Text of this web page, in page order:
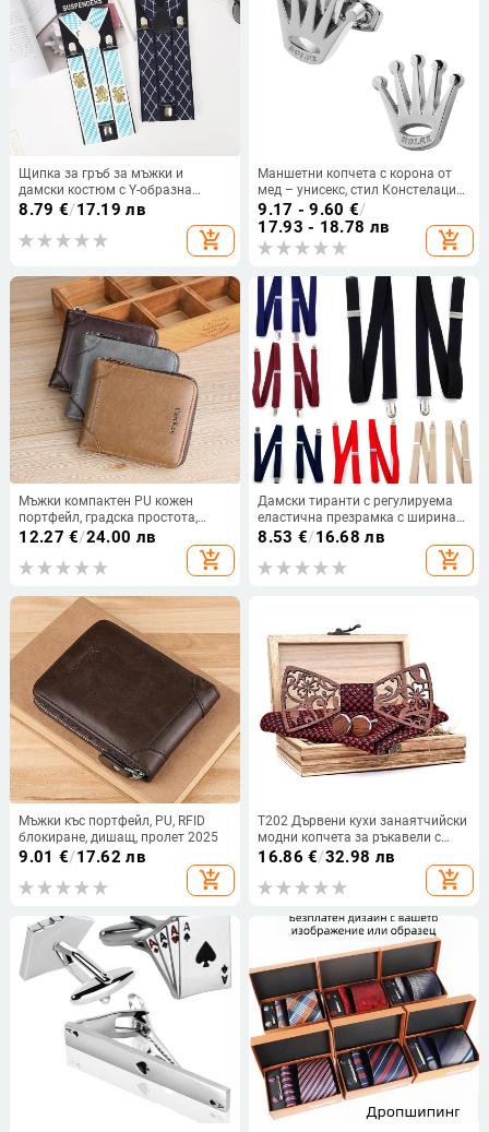
Щипка за гръб за мъжки и
дамски костюм с Y-образна
презрамка, модна линия, тип
еластична щипка за презрамка
8.79 €/17.19 лв
add_shopping_cart
Маншетни копчета с корона от
мед – унисекс, стил Констелация,
електропластиране, кристал
прахообразен,
персонализируеми
9.17 - 9.60 €/
17.93 - 18.78 лв
add_shopping_cart
Мъжки компактен PU кожен
портфейл, градска простота,
CarrKen, Пролет 2023
12.27 €/24.00 лв
add_shopping_cart
Дамски тиранти с регулируема
еластична презрамка с ширина
2,5 см, едноцветни, 4 щипки
8.53 €/16.68 лв
add_shopping_cart
Мъжки къс портфейл, PU, RFID
блокиране, дишащ, пролет 2025
9.01 €/17.62 лв
add_shopping_cart
T202 Дървени кухи занаятчийски
модни копчета за ръкавели с
джобни кърпи, комплект
ежедневна сватбена папионка
16.86 €/32.98 лв
add_shopping_cart